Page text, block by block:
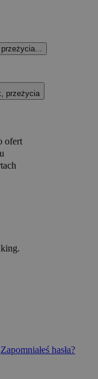
przeżycia
ofert
Zapomniałeś hasła?